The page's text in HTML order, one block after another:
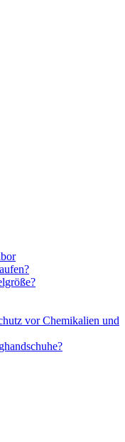
vor Chemikalien und